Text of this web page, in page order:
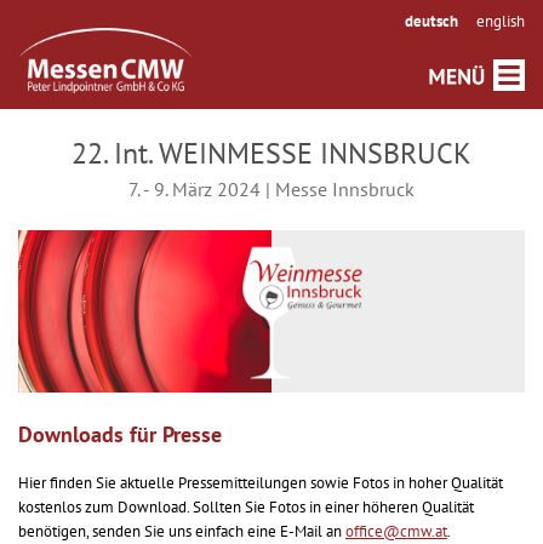
deutsch english
22. Int. WEINMESSE INNSBRUCK
7. - 9. März 2024 | Messe Innsbruck
Downloads für Presse
Hier finden Sie aktuelle Pressemitteilungen sowie Fotos in hoher Qualität
kostenlos zum Download. Sollten Sie Fotos in einer höheren Qualität
benötigen, senden Sie uns einfach eine E-Mail anoffice@cmw.at.